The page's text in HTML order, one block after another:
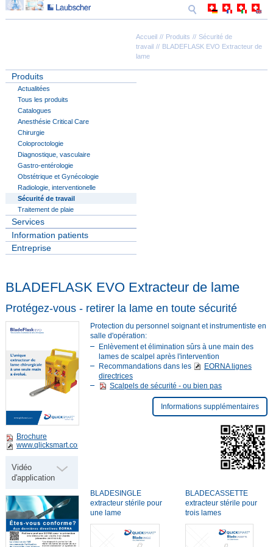
Accueil Produits
Sécurité de
travail
BLADEFLASK EVO Extracteur de
lame
Produits
Actualitées
Tous les produits
Catalogues
Anesthésie Critical Care
Chirurgie
Coloproctologie
Diagnostique, vasculaire
Gastro-entérologie
Obstétrique et Gynécologie
Radiologie, interventionelle
Sécurité de travail
Traitement de plaie
Services
Information patients
Entreprise
BLADEFLASK EVO Extracteur de lame
Protégez-vous - retirer la lame en toute sécurité
Brochure
www.qlicksmart.com
Vidéo
d'application
Protection du personnel soignant et instrumentiste en
salle d'opération:
Enlèvement et élimination sûrs à une main des
lames de scalpel après l'intervention
Recommandations dans les
EORNA lignes
directrices
Scalpels de sécurité - ou bien pas
Informations supplémentaires
BLADESINGLE
extracteur stérile pour
une lame
BLADECASSETTE
extracteur stérile pour
trois lames